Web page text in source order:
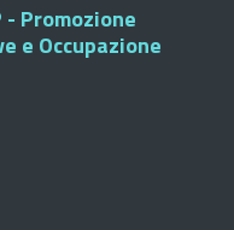
- Promozione
e Occupazione